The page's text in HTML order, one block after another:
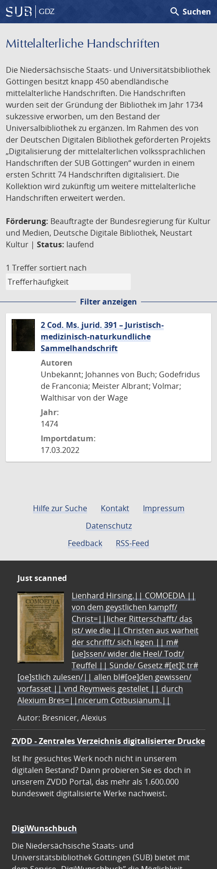
GDZ search Suchen
Mittelalterliche Handschriften
Die Niedersächsische Staats- und Universitätsbibliothek
Göttingen besitzt knapp 450 abendländische
mittelalterliche Handschriften. Die Handschriften
wurden seit der Gründung der Bibliothek im Jahr 1734
sukzessive erworben, um den Bestand der
Universalbibliothek zu ergänzen. Im Rahmen des von
der Deutschen Digitalen Bibliothek geförderten Projekts
„Digitalisierung der mittelalterlichen volkssprachlichen
Handschriften der SUB Göttingen“ wurden in einem
ersten Schritt 74 Handschriften digitalisiert. Die
Kollektion wird zukünftig um weitere mittelalterliche
Handschriften erweitert werden.
Förderung: Beauftragte der Bundesregierung für Kultur
und Medien, Deutsche Digitale Bibliothek, Neustart
Kultur | Status: laufend
1 Treffer sortiert nach
Filter anzeigen
2 Cod. Ms. jurid. 391 – Juristisch-
medizinisch-naturkundliche
Sammelhandschrift
Autoren
Unbekannt; Johannes von Buch; Godefridus
de Franconia; Meister Albrant; Volmar;
Walthisar von der Wage
Jahr:
1474
Importdatum:
17.03.2022
Hilfe zur Suche Kontakt
Impressum
Datenschutz
Feedback
RSS-Feed
Just scanned
Lienhard Hirsing.|| COMOEDIA ||
von dem geystlichen kampff/
Christ=||licher Ritterschafft/ das
ist/ wie die || Christen aus warheit
der schrifft/ sich legen || m#
[ue]ssen/ wider die Heel/ Todt/
Teuffel || Sünde/ Gesetz #[et]c̃ tr#
[oe]stlich zulesen/|| allen bl#[oe]den gewissen/
vorfasset || vnd Reymweis gestellet || durch
Alexium Bres=||nicerum Cotbusianum.||
Autor: Bresnicer, Alexius
ZVDD - Zentrales Verzeichnis digitalisierter Drucke
Ist Ihr gesuchtes Werk noch nicht in unserem
digitalen Bestand? Dann probieren Sie es doch in
unserem ZVDD Portal, das mehr als 1.600.000
bundesweit digitalisierte Werke nachweist.
DigiWunschbuch
Die Niedersächsische Staats- und
Universitätsbibliothek Göttingen (SUB) bietet mit